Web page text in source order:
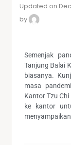
Updated on
by
Semenjak
Tanjung Balai
biasanya.
masa
Kantor Tzu
ke kantor